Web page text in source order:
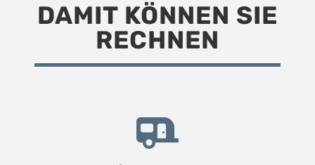
DAMIT KÖNNEN SIE
RECHNEN